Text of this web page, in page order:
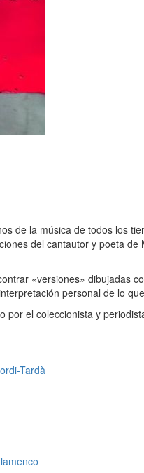
de la música de todos los
del cantautor y poeta
«versiones» dibujadas
personal de lo
por el coleccionista y
Tardà